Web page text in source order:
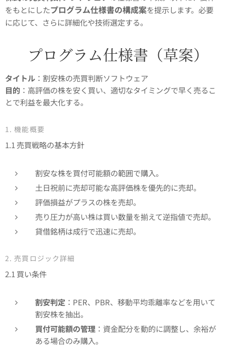
をもとにしたプログラム仕様書の構成案を提示します。必要
に応じて、さらに詳細化や技術選定する。
📄 プログラム仕様書（草案）
タイトル ：割安株の売買判断ソフトウェア
目的 ：高評価の株を安く買い、適切なタイミングで早く売るこ
とで利益を最大化する。
1. 機能概要
1.1 売買戦略の基本方針
割安な株を買付可能額の範囲で購入。
土日祝前に売却可能な高評価株を優先的に売却。
評価損益がプラスの株を売却。
売り圧力が高い株は買い数量を揃えて逆指値で売却。
貸借銘柄は成行で迅速に売却。
2. 売買ロジック詳細
2.1 買い条件
割安判定 ：PER、PBR、移動平均乖離率などを用いて
割安株を抽出。
買付可能額の管理 ：資金配分を動的に調整し、余裕が
ある場合のみ購入。